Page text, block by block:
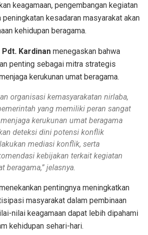
keagamaan, pengembangan kegiatan
peningkatan kesadaran masyarakat akan
kehidupan beragama.
Pdt. Kardinan menegaskan bahwa
penting sebagai mitra strategis
kerukunan umat beragama.
organisasi kemasyarakatan nirlaba,
yang memiliki peran sangat
kerukunan umat beragama
deteksi dini potensi konflik
mediasi konflik, serta
kebijakan terkait kegiatan
beragama,” jelasnya.
pentingnya meningkatkan
masyarakat dalam pembinaan
nilai keagamaan dapat lebih dipahami
kehidupan sehari-hari.